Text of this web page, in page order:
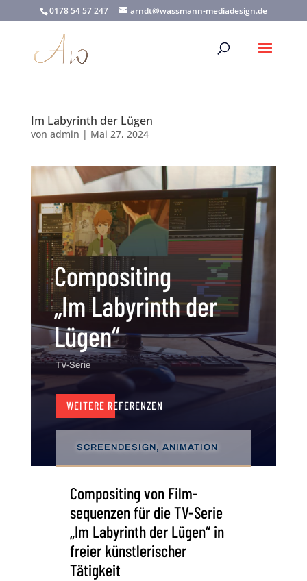
0178 54 57 247 arndt@wassmann-mediadesign.de
Im Labyrinth der Lügen
von admin | Mai 27, 2024
Compositing
„Im Labyrinth der
Lügen“
TV-Serie
WEITERE REFERENZEN
SCREENDESIGN, ANIMATION
Compositing von Film­
sequenzen für die TV-Serie
„Im Labyrinth der Lügen“ in
freier künstlerischer
Tätigkeit